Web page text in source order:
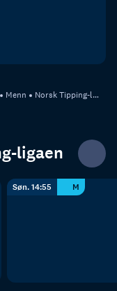
Menn Norsk Tipping-ligaen
ligaen
Søn. 14:55 M